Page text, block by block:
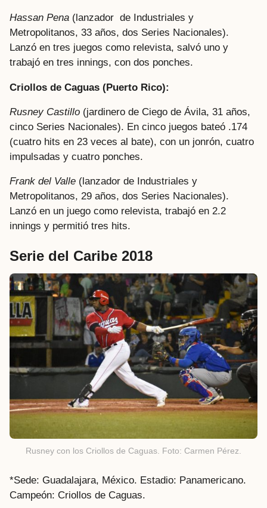
Hassan Pena (lanzador de Industriales y
Metropolitanos, 33 años, dos Series Nacionales).
Lanzó en tres juegos como relevista, salvó uno y
trabajó en tres innings, con dos ponches.
Criollos de Caguas (Puerto Rico):
Rusney Castillo (jardinero de Ciego de Ávila, 31 años,
cinco Series Nacionales). En cinco juegos bateó .174
(cuatro hits en 23 veces al bate), con un jonrón, cuatro
impulsadas y cuatro ponches.
Frank del Valle (lanzador de Industriales y
Metropolitanos, 29 años, dos Series Nacionales).
Lanzó en un juego como relevista, trabajó en 2.2
innings y permitió tres hits.
Serie del Caribe 2018
Rusney con los Criollos de Caguas. Foto: Carmen Pérez.
*Sede: Guadalajara, México. Estadio: Panamericano.
Campeón: Criollos de Caguas.